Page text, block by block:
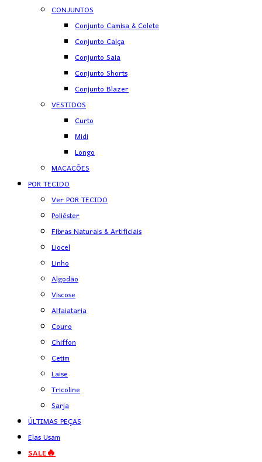
CONJUNTOS
Conjunto Camisa & Colete
Conjunto Calça
Conjunto Saia
Conjunto Shorts
Conjunto Blazer
VESTIDOS
Curto
Midi
Longo
MACACÕES
POR TECIDO
Ver POR TECIDO
Poliéster
Fibras Naturais & Artificiais
Liocel
Linho
Algodão
Viscose
Alfaiataria
Couro
Chiffon
Cetim
Laise
Tricoline
Sarja
ÚLTIMAS PEÇAS
Elas Usam
SALE🔥